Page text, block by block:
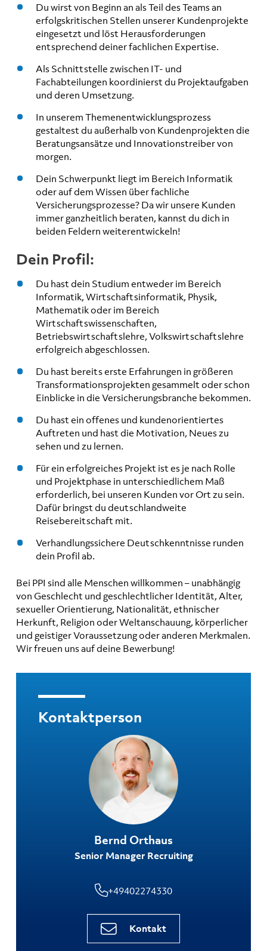
Du wirst von Beginn an als Teil des Teams an
erfolgskritischen Stellen unserer Kundenprojekte
eingesetzt und löst Herausforderungen
entsprechend deiner fachlichen Expertise.
Als Schnittstelle zwischen IT- und
Fachabteilungen koordinierst du Projektaufgaben
und deren Umsetzung.
In unserem Themenentwicklungsprozess
gestaltest du außerhalb von Kundenprojekten die
Beratungsansätze und Innovationstreiber von
morgen.
Dein Schwerpunkt liegt im Bereich Informatik
oder auf dem Wissen über fachliche
Versicherungsprozesse? Da wir unsere Kunden
immer ganzheitlich beraten, kannst du dich in
beiden Feldern weiterentwickeln!
Dein Profil:
Du hast dein Studium entweder im Bereich
Informatik, Wirtschaftsinformatik, Physik,
Mathematik oder im Bereich
Wirtschaftswissenschaften,
Betriebswirtschaftslehre, Volkswirtschaftslehre
erfolgreich abgeschlossen.
Du hast bereits erste Erfahrungen in größeren
Transformationsprojekten gesammelt oder schon
Einblicke in die Versicherungsbranche bekommen.
Du hast ein offenes und kundenorientiertes
Auftreten und hast die Motivation, Neues zu
sehen und zu lernen.
Für ein erfolgreiches Projekt ist es je nach Rolle
und Projektphase in unterschiedlichem Maß
erforderlich, bei unseren Kunden vor Ort zu sein.
Dafür bringst du deutschlandweite
Reisebereitschaft mit.
Verhandlungssichere Deutschkenntnisse runden
dein Profil ab.
Bei PPI sind alle Menschen willkommen – unabhängig
von Geschlecht und geschlechtlicher Identität, Alter,
sexueller Orientierung, Nationalität, ethnischer
Herkunft, Religion oder Weltanschauung, körperlicher
und geistiger Voraussetzung oder anderen Merkmalen.
Wir freuen uns auf deine Bewerbung!
Kontaktperson
Bernd Orthaus
Senior Manager Recruiting
+49402274330
Kontakt